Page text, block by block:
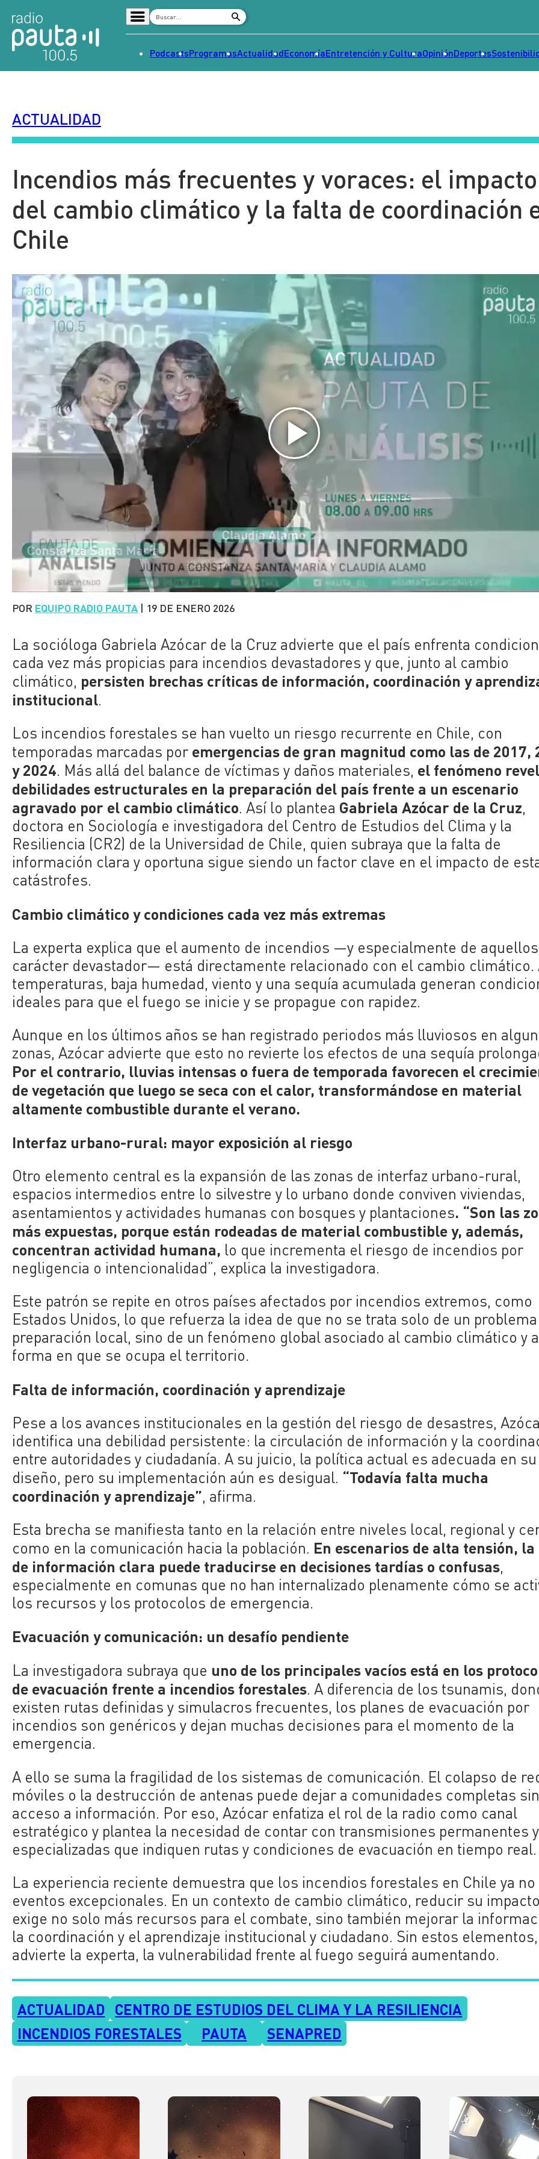
Señal 2
Tendencias
Contenido Patrocinado
PodcastsProgramasActualidadEconomíaEntretención y CulturaOpiniónDeportes
ACTUALIDAD
Incendios más frecuentes y voraces: el impacto
del cambio climático y la falta de coordinación
Chile
POR EQUIPO RADIO PAUTA | 19 DE ENERO 2026
La socióloga Gabriela Azócar de la Cruz advierte que el país enfrenta
cada vez más propicias para incendios devastadores y que, junto al cambio
climático, persisten brechas críticas de información, coordinación y
institucional.
Los incendios forestales se han vuelto un riesgo recurrente en Chile, con
temporadas marcadas por emergencias de gran magnitud como las de 2017,
y 2024. Más allá del balance de víctimas y daños materiales, el fenómeno
debilidades estructurales en la preparación del país frente a un escenario
agravado por el cambio climático. Así lo plantea Gabriela Azócar de la Cruz,
doctora en Sociología e investigadora del Centro de Estudios del Clima y la
Resiliencia (CR2) de la Universidad de Chile, quien subraya que la falta de
información clara y oportuna sigue siendo un factor clave en el impacto de
catástrofes.
Cambio climático y condiciones cada vez más extremas
La experta explica que el aumento de incendios —y especialmente de
carácter devastador— está directamente relacionado con el cambio climático.
temperaturas, baja humedad, viento y una sequía acumulada generan
ideales para que el fuego se inicie y se propague con rapidez.
Aunque en los últimos años se han registrado periodos más lluviosos en
zonas, Azócar advierte que esto no revierte los efectos de una sequía
Por el contrario, lluvias intensas o fuera de temporada favorecen el
de vegetación que luego se seca con el calor, transformándose en material
altamente combustible durante el verano.
Interfaz urbano-rural: mayor exposición al riesgo
Otro elemento central es la expansión de las zonas de interfaz urbano-rural,
espacios intermedios entre lo silvestre y lo urbano donde conviven viviendas,
asentamientos y actividades humanas con bosques y plantaciones. “Son las
más expuestas, porque están rodeadas de material combustible y, además,
concentran actividad humana, lo que incrementa el riesgo de incendios por
negligencia o intencionalidad”, explica la investigadora.
Este patrón se repite en otros países afectados por incendios extremos, como
Estados Unidos, lo que refuerza la idea de que no se trata solo de un
preparación local, sino de un fenómeno global asociado al cambio climático y
forma en que se ocupa el territorio.
Falta de información, coordinación y aprendizaje
Pese a los avances institucionales en la gestión del riesgo de desastres,
identifica una debilidad persistente: la circulación de información y la
entre autoridades y ciudadanía. A su juicio, la política actual es adecuada en su
diseño, pero su implementación aún es desigual. “Todavía falta mucha
coordinación y aprendizaje”, afirma.
Esta brecha se manifiesta tanto en la relación entre niveles local, regional y
como en la comunicación hacia la población. En escenarios de alta tensión,
de información clara puede traducirse en decisiones tardías o confusas,
especialmente en comunas que no han internalizado plenamente cómo se
los recursos y los protocolos de emergencia.
Evacuación y comunicación: un desafío pendiente
La investigadora subraya que uno de los principales vacíos está en los
de evacuación frente a incendios forestales. A diferencia de los tsunamis,
existen rutas definidas y simulacros frecuentes, los planes de evacuación por
incendios son genéricos y dejan muchas decisiones para el momento de la
emergencia.
A ello se suma la fragilidad de los sistemas de comunicación. El colapso de
móviles o la destrucción de antenas puede dejar a comunidades completas sin
acceso a información. Por eso, Azócar enfatiza el rol de la radio como canal
estratégico y plantea la necesidad de contar con transmisiones permanentes y
especializadas que indiquen rutas y condiciones de evacuación en tiempo real.
La experiencia reciente demuestra que los incendios forestales en Chile ya no
eventos excepcionales. En un contexto de cambio climático, reducir su impacto
exige no solo más recursos para el combate, sino también mejorar la
la coordinación y el aprendizaje institucional y ciudadano. Sin estos elementos,
advierte la experta, la vulnerabilidad frente al fuego seguirá aumentando.
ACTUALIDAD CENTRO DE ESTUDIOS DEL CLIMA Y LA RESILIENCIA
INCENDIOS FORESTALES
PAUTA SENAPRED